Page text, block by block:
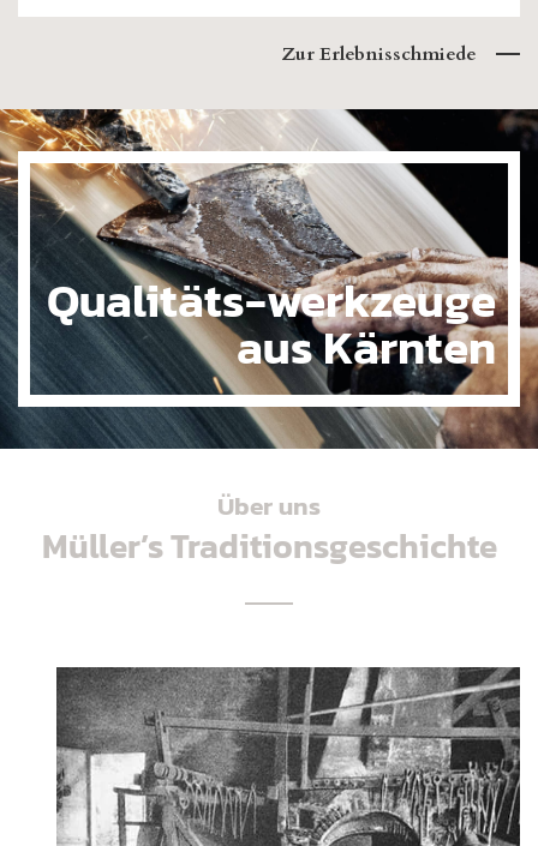
Zur Erlebnisschmiede
Qualitäts-werkzeuge
aus Kärnten
Über uns
Müller’s Traditionsgeschichte